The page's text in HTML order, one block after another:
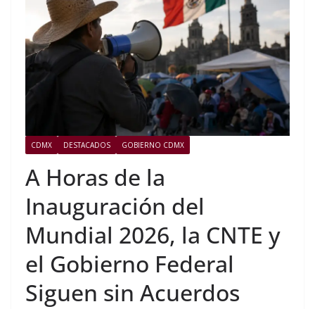
CDMX DESTACADOS GOBIERNO CDMX
A Horas de la
Inauguración del
Mundial 2026, la CNTE y
el Gobierno Federal
Siguen sin Acuerdos